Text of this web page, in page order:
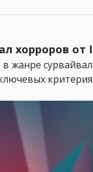
хорроров от